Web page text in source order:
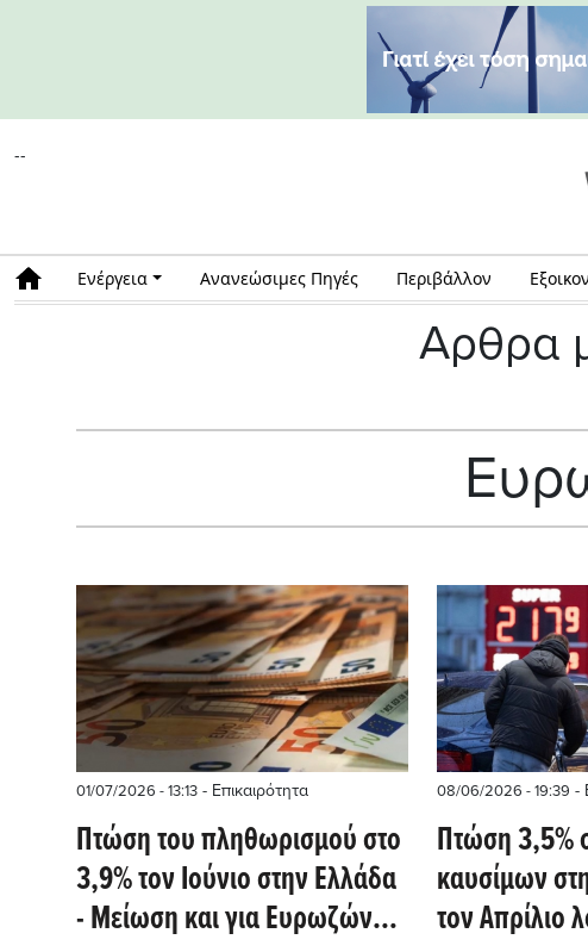
--
Ενέργεια Ανανεώσιμες Πηγές Περιβάλλον
Αρθρα
01/07/2026 - 13:13 - Επικαιρότητα
Πτώση του πληθωρισμού στο
3,9% τον Ιούνιο στην Ελλάδα
- Μείωση και για Ευρωζώνη
08/06/2026 - 19:39 -
Πτώση 3,5%
καυσίμων
τον